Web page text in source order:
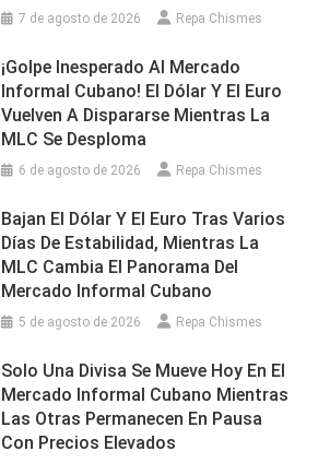
7 de agosto de 2026 Repa Chismes
¡Golpe Inesperado Al Mercado
Informal Cubano! El Dólar Y El Euro
Vuelven A Dispararse Mientras La
MLC Se Desploma
6 de agosto de 2026 Repa Chismes
Bajan El Dólar Y El Euro Tras Varios
Días De Estabilidad, Mientras La
MLC Cambia El Panorama Del
Mercado Informal Cubano
5 de agosto de 2026 Repa Chismes
Solo Una Divisa Se Mueve Hoy En El
Mercado Informal Cubano Mientras
Las Otras Permanecen En Pausa
Con Precios Elevados